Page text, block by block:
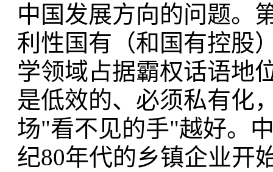
中国发展方向的问题。
利性国有（和国有控股
学领域占据霸权话语地
是低效的、必须私有化
场"看不见的手"越好。
纪80年代的乡镇企业开